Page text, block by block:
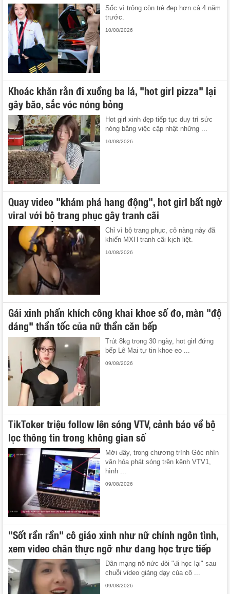
Sốc vì trông còn trẻ đẹp hơn cả 4 năm
trước.
10/08/2026
Khoác khăn rằn đi xuồng ba lá, "hot girl pizza" lại
gây bão, sắc vóc nóng bỏng
Hot girl xinh đẹp tiếp tục duy trì sức
nóng bằng việc cập nhật những ...
10/08/2026
Quay video "khám phá hang động", hot girl bất ngờ
viral với bộ trang phục gây tranh cãi
Chỉ vì bộ trang phục, cô nàng này đã
khiến MXH tranh cãi kịch liệt.
10/08/2026
Gái xinh phấn khích công khai khoe số đo, màn "độ
dáng" thần tốc của nữ thần căn bếp
Trút 8kg trong 30 ngày, hot girl đứng
bếp Lê Mai tự tin khoe eo ...
09/08/2026
TikToker triệu follow lên sóng VTV, cảnh báo về bộ
lọc thông tin trong không gian số
Mới đây, trong chương trình Góc nhìn
văn hóa phát sóng trên kênh VTV1,
hình ...
09/08/2026
"Sốt rần rần" cô giáo xinh như nữ chính ngôn tình,
xem video chân thực ngỡ như đang học trực tiếp
Dân mạng nô nức đòi "đi học lại" sau
chuỗi video giảng dạy của cô ...
09/08/2026